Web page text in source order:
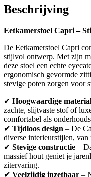
Beschrijving
Eetkamerstoel Capri –
De Eetkamerstoel Capri
stijlvol ontwerp. Met zijn
deze stoel een echte
ergonomisch gevormde
stevige poten zorgen voor
✔ Hoogwaardige
zachte, slijtvaste stof of
comfortabel als
✔ Tijdloos design – De
diverse interieurstijlen, van
✔ Stevige constructie –
massief hout geniet je
zitervaring.
✔ Veelzijdig inzetbaar –